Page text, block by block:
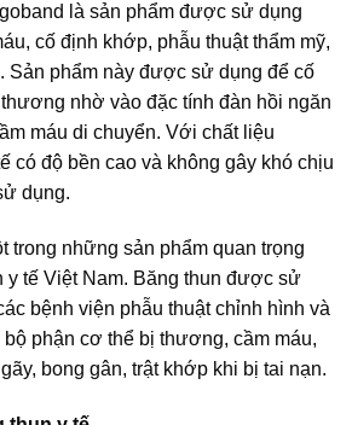
là sản phẩm được sử dụng
cố định khớp, phẫu thuật thẩm mỹ,
Sản phẩm này được sử dụng để cố
nhờ vào đặc tính đàn hồi ngăn
máu di chuyển. Với chất liệu
có độ bền cao và không gây khó chịu
dụng.
trong những sản phẩm quan trọng
y tế Việt Nam. Băng thun được sử
bệnh viện phẫu thuật chỉnh hình và
phận cơ thể bị thương, cầm máu,
bong gân, trật khớp khi bị tai nạn.